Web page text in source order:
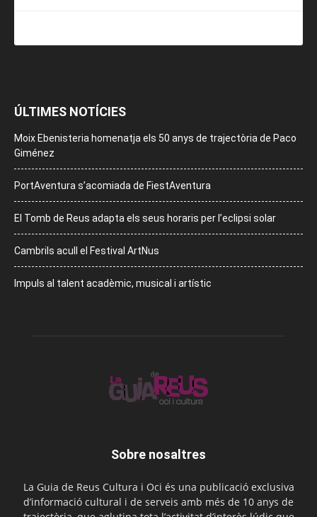
ÚLTIMES NOTÍCIES
Moix Ebenisteria homenatja els 50 anys de trajectòria de Paco
Giménez
PortAventura s’acomiada de FiestAventura
El Tomb de Reus adapta els seus horaris per l’eclipsi solar
Cambrils acull el Festival ArtNus
Impuls al talent acadèmic, musical i artístic
Sobre nosaltres
La Guia de Reus Cultura i Oci és una publicació exclusiva
d’informació cultural i de serveis amb més de 10 anys de